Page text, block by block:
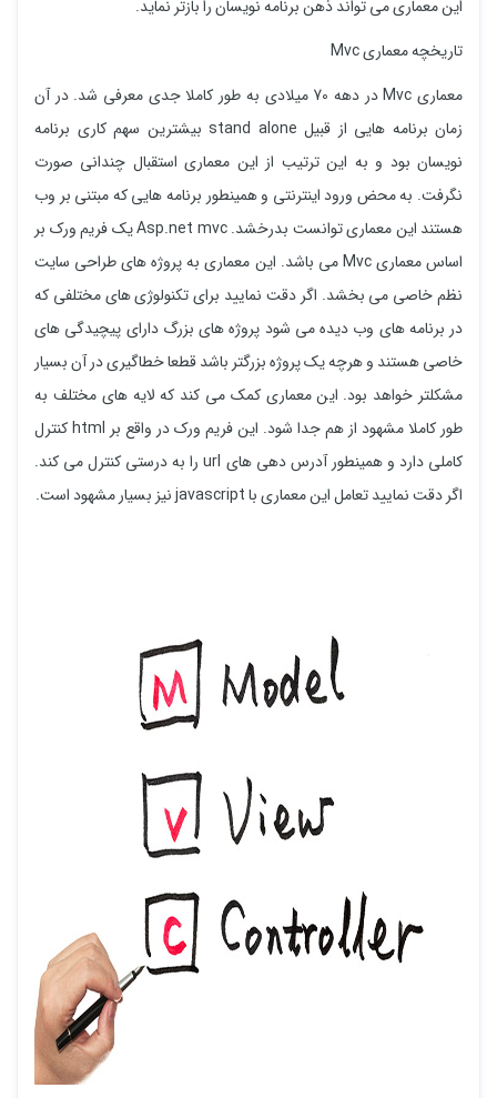
این معماری می تواند ذهن برنامه نویسان را بازتر نماید.
تاریخچه معماری Mvc
معماری Mvc در دهه 70 میلادی به طور کاملا جدی معرفی شد. در آن
زمان برنامه هایی از قبیل stand alone بیشترین سهم کاری برنامه
نویسان بود و به این ترتیب از این معماری استقبال چندانی صورت
نگرفت. به محض ورود اینترنتی و همینطور برنامه هایی که مبتنی بر وب
هستند این معماری توانست بدرخشد. Asp.net mvc یک فریم ورک بر
اساس معماری Mvc می باشد. این معماری به پروژه های طراحی سایت
نظم خاصی می بخشد. اگر دقت نمایید برای تکنولوژی های مختلفی که
در برنامه های وب دیده می شود پروژه های بزرگ دارای پیچیدگی های
خاصی هستند و هرچه یک پروژه بزرگتر باشد قطعا خطاگیری در آن بسیار
مشکلتر خواهد بود. این معماری کمک می کند که لایه های مختلف به
طور کاملا مشهود از هم جدا شود. این فریم ورک در واقع بر html کنترل
کاملی دارد و همینطور آدرس دهی های url را به درستی کنترل می کند.
اگر دقت نمایید تعامل این معماری با javascript نیز بسیار مشهود است.